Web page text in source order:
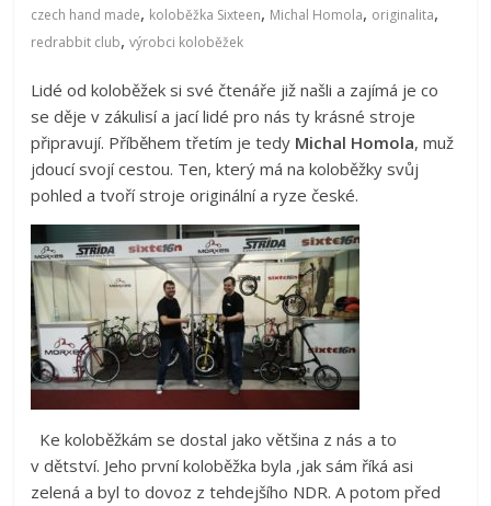
czech hand made, koloběžka Sixteen, Michal Homola, originalita,
redrabbit club,výrobci koloběžek
Lidé od koloběžek si své čtenáře již našli a zajímá je co
se děje v zákulisí a jací lidé pro nás ty krásné stroje
připravují. Příběhem třetím je tedy Michal Homola, muž
jdoucí svojí cestou. Ten, který má na koloběžky svůj
pohled a tvoří stroje originální a ryze české.
Ke koloběžkám se dostal jako většina z nás a to
v dětství. Jeho první koloběžka byla ,jak sám říká asi
zelená a byl to dovoz z tehdejšího NDR. A potom před